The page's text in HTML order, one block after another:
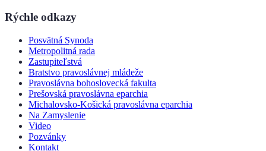
Rýchle odkazy
Posvätná Synoda
Metropolitná rada
Zastupiteľstvá
Bratstvo pravoslávnej mládeže
Pravoslávna bohoslovecká fakulta
Prešovská pravoslávna eparchia
Michalovsko-Košická pravoslávna eparchia
Na Zamyslenie
Video
Pozvánky
Kontakt